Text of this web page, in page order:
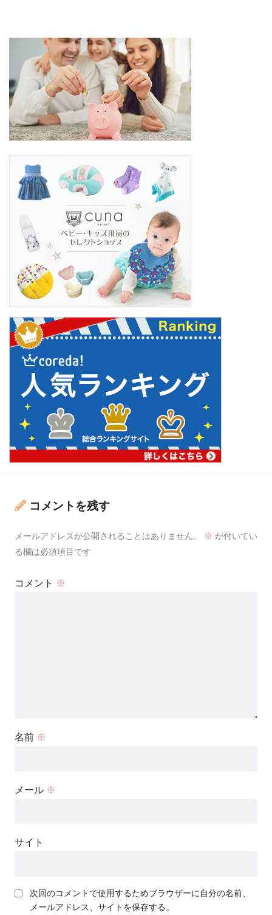
コメントを残す
メールアドレスが公開されることはありません。 ※ が付いてい
る欄は必須項目です
コメント ※
名前 ※
メール ※
サイト
次回のコメントで使用するためブラウザーに自分の名前、
メールアドレス、サイトを保存する。